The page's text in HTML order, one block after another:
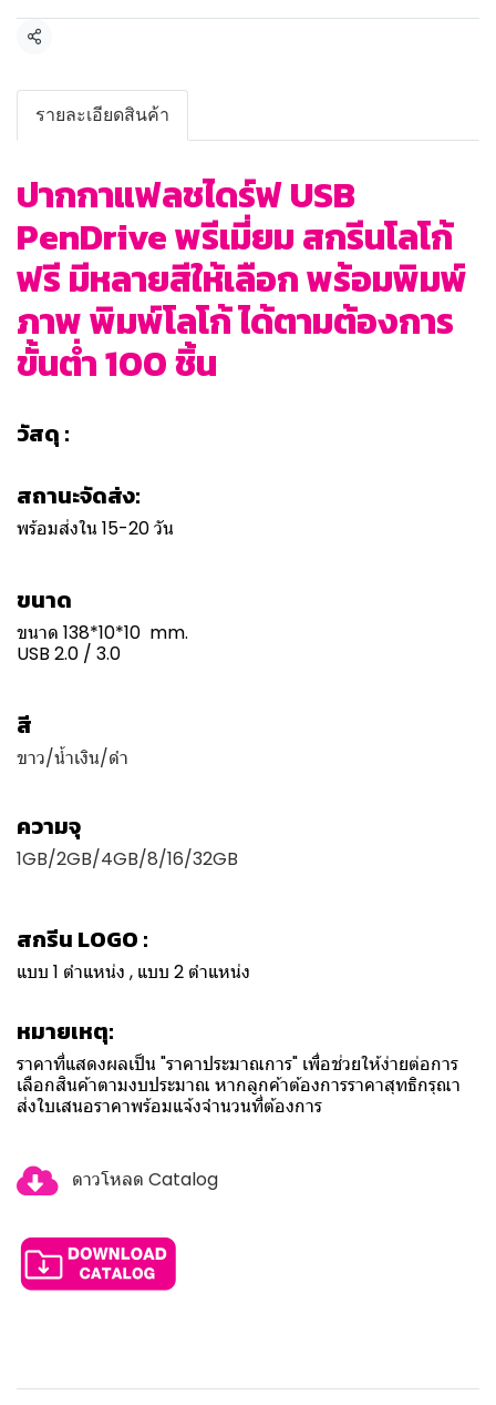
แชร์
รายละเอียดสินค้า
ปากกาแฟลชไดร์ฟ USB
PenDrive พรีเมี่ยม สกรีนโลโก้
ฟรี มีหลายสีให้เลือก พร้อมพิมพ์
ภาพ พิมพ์โลโก้ ได้ตามต้องการ
ขั้นต่ำ 100 ชิ้น
วัสดุ :
สถานะจัดส่ง:
พร้อมส่งใน 15-20 วัน
ขนาด
ขนาด 138*10*10 mm.
USB 2.0 / 3.0
สี
ขาว/น้ำเงิน/ดำ
ความจุ
1GB/2GB/4GB/8/16/32GB
สกรีน LOGO :
แบบ 1 ตำแหน่ง , แบบ 2 ตำแหน่ง
หมายเหตุ:
ราคาที่แสดงผลเป็น "ราคาประมาณการ" เพื่อช่วยให้ง่ายต่อการ
เลือกสินค้าตามงบประมาณ หากลูกค้าต้องการราคาสุทธิกรุณา
ส่งใบเสนอราคาพร้อมแจ้งจำนวนที่ต้องการ
ดาวโหลด Catalog